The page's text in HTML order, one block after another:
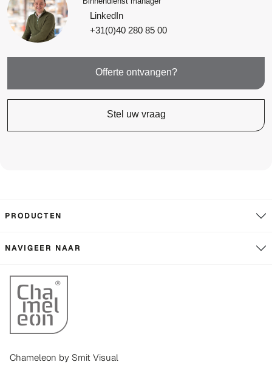
LinkedIn
+31(0)40 280 85 00
Offerte ontvangen?
Stel uw vraag
PRODUCTEN
NAVIGEER NAAR
Chameleon by Smit Visual